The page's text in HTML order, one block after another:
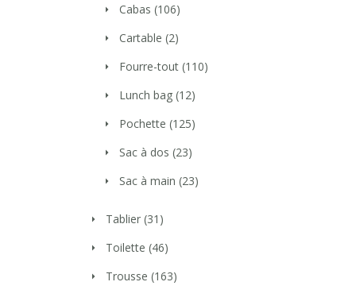
Cabas (106)
Cartable (2)
Fourre-tout (110)
Lunch bag (12)
Pochette (125)
Sac à dos (23)
Sac à main (23)
Tablier (31)
Toilette (46)
Trousse (163)